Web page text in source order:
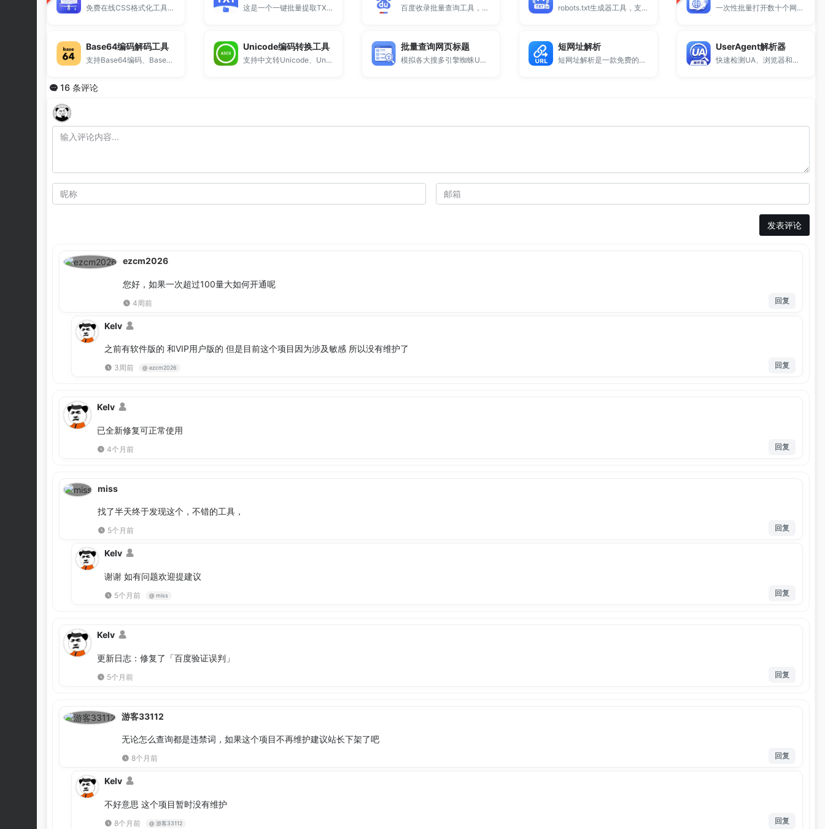
免费在线CSS格式化工具，支持CSS代码美化、压缩和一键整理结构。 这是一个一键批量提取TXT里指定内容的工具。 百度收录批量查询工具，支持批量检测多个网站在百度搜索引擎中的索引收录量，适用于站长、SEO优化人员快速评估站群表现与页面收录情况，支持导出，永久免费。 robots.txt生成器工具，支持自定义爬虫规则与禁止抓取路径，快速生成标准robots.txt文件，适用于网站SEO优化、搜索引擎抓取控制及站长管理，免费在线使用。 一次性批量打开数十个网站，解放你的双手。
Base64编码解码工具
支持Base64编码、Base64解码转字符串，同时提供Hex编码转换功能。
Unicode编码转换工具
支持中文转Unicode、Unicode解码为中文、ASCII编码转换及HTML实体编码。
批量查询网页标题
模拟各大搜多引擎蜘蛛UA批量查询网站标题
短网址解析
短网址解析是一款免费的在线工具，支持快速还原短链接的真实跳转地址。
UserAgent解析器
快速检测UA、浏览器和设备信息
16 条评论
发表评论
ezcm2026
您好，如果一次超过100量大如何开通呢
4周前 回复
Kelv
之前有软件版的 和VIP用户版的 但是目前这个项目因为涉及敏感 所以没有维护了
3周前 @ ezcm2026 回复
Kelv
已全新修复可正常使用
4个月前 回复
miss
找了半天终于发现这个，不错的工具，
5个月前 回复
Kelv
谢谢 如有问题欢迎提建议
5个月前 @ miss 回复
Kelv
更新日志：修复了「百度验证误判」
5个月前 回复
游客33112
无论怎么查询都是违禁词，如果这个项目不再维护建议站长下架了吧
8个月前 回复
Kelv
不好意思 这个项目暂时没有维护
8个月前 @ 游客33112 回复